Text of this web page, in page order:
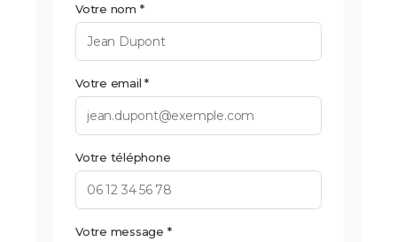
Votre nom *
Votre email *
Votre téléphone
Votre message *